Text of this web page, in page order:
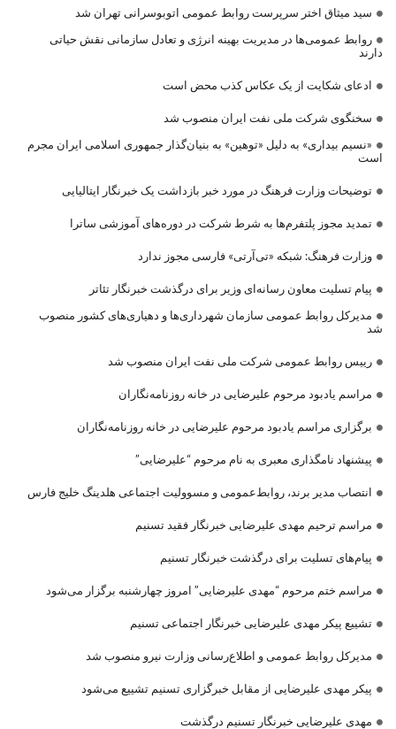
سید میثاق اختر سرپرست روابط عمومی اتوبوسرانی تهران شد
روابط عمومی‌ها در مدیریت بهینه انرژی و تعادل سازمانی نقش حیاتی
دارند
ادعای شکایت از یک عکاس کذب محض است
سخنگوی شرکت ملی نفت ایران منصوب شد
«نسیم بیداری» به دلیل «توهین» به بنیان‌گذار جمهوری اسلامی ایران مجرم
است
توضیحات وزارت فرهنگ در مورد خبر بازداشت یک خبرنگار ایتالیایی
تمدید مجوز پلتفرم‌ها به شرط شرکت در دوره‌های آموزشی ساترا
وزارت فرهنگ: شبکه «تی‌آرتی» فارسی مجوز ندارد
پیام تسلیت معاون رسانه‌ای وزیر برای درگذشت خبرنگار تئاتر
مدیرکل روابط عمومی سازمان شهرداری‌ها و دهیاری‌های کشور منصوب
شد
رییس روابط عمومی شرکت ملی نفت ایران منصوب شد
مراسم یادبود مرحوم علیرضایی در خانه روزنامه‌نگاران
برگزاری مراسم یادبود مرحوم علیرضایی در خانه روزنامه‌نگاران
پیشنهاد نامگذاری معبری به نام مرحوم “علیرضایی”
انتصاب مدیر برند، روابط‌عمومی و مسوولیت اجتماعی هلدینگ خلیج فارس
مراسم ترحیم مهدی علیرضایی خبرنگار فقید تسنیم
پیام‌های تسلیت برای درگذشت خبرنگار تسنیم
مراسم ختم مرحوم “مهدی علیرضایی” امروز چهارشنبه برگزار می‌شود
تشییع پیکر مهدی علیرضایی خبرنگار اجتماعی تسنیم
مدیرکل روابط عمومی و اطلاع‌رسانی وزارت نیرو منصوب شد
پیکر مهدی علیرضایی از مقابل خبرگزاری تسنیم تشییع می‌شود
مهدی علیرضایی خبرنگار تسنیم درگذشت